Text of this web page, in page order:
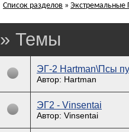
Список разделов » Экстремальные
» Темы
ЭГ-2 Hartman\Псы
Автор: Hartman
ЭГ2 - Vinsentai
Автор: Vinsentai